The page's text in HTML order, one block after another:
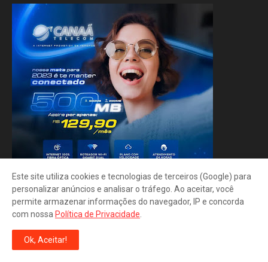
Este site utiliza cookies e tecnologias de terceiros (Google) para
personalizar anúncios e analisar o tráfego. Ao aceitar, você
permite armazenar informações do navegador, IP e concorda
com nossa Política de Privacidade
Ok, Aceitar!